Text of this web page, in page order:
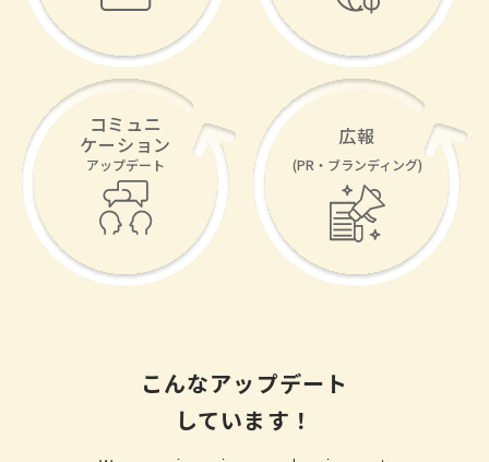
コミュニ
ケーション
アップデート
広報
(PR・ブランディング)
こんなアップデート
しています！